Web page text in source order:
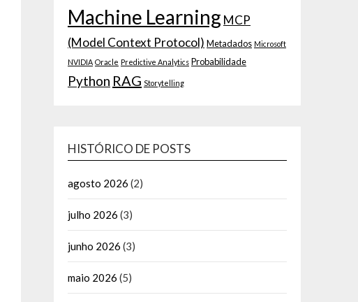
Machine Learning MCP
(Model Context Protocol) Metadados Microsoft
NVIDIA Oracle Predictive Analytics Probabilidade
Python RAG Storytelling
HISTÓRICO DE POSTS
agosto 2026 (2)
julho 2026 (3)
junho 2026 (3)
maio 2026 (5)